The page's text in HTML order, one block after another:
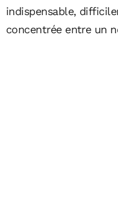
indispensable,
concentrée entre un